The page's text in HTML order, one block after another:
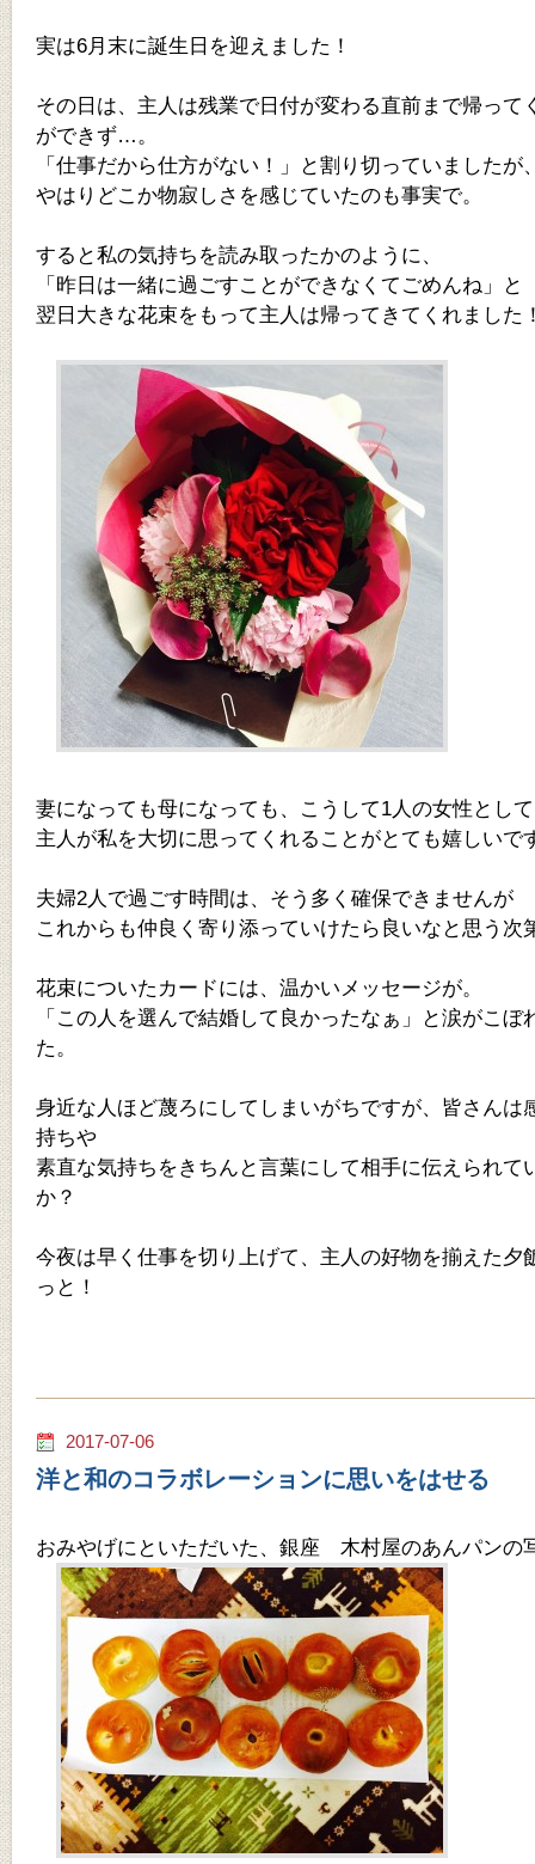
実は6月末に誕生日を迎えました！
その日は、主人は残業で日付が変わる直前まで帰って
ができず…。
「仕事だから仕方がない！」と割り切っていましたが
やはりどこか物寂しさを感じていたのも事実で。
すると私の気持ちを読み取ったかのように、
「昨日は一緒に過ごすことができなくてごめんね」と
翌日大きな花束をもって主人は帰ってきてくれました
妻になっても母になっても、こうして1人の女性として
主人が私を大切に思ってくれることがとても嬉しいで
夫婦2人で過ごす時間は、そう多く確保できませんが
これからも仲良く寄り添っていけたら良いなと思う次
花束についたカードには、温かいメッセージが。
「この人を選んで結婚して良かったなぁ」と涙がこぼ
た。
身近な人ほど蔑ろにしてしまいがちですが、皆さんは
持ちや
素直な気持ちをきちんと言葉にして相手に伝えられて
か？
今夜は早く仕事を切り上げて、主人の好物を揃えた夕
っと！
2017-07-06
洋と和のコラボレーションに思いをはせる
おみやげにといただいた、銀座 木村屋のあんパンの